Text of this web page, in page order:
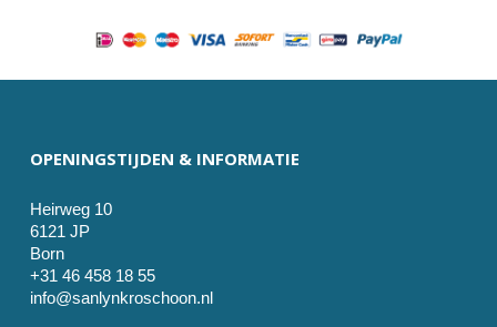
OPENINGSTIJDEN & INFORMATIE
Heirweg 10
6121 JP
Born
+31 46 458 18 55
info@sanlynkroschoon.nl